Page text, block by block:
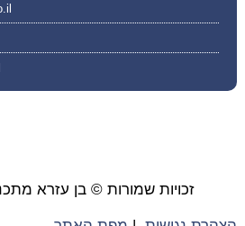
זכויות שמורות © בן עזרא מתכננים